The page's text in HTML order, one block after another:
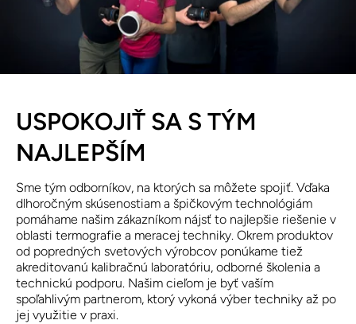
USPOKOJIŤ SA S TÝM
NAJLEPŠÍM
Sme tým odborníkov, na ktorých sa môžete spojiť. Vďaka
dlhoročným skúsenostiam a špičkovým technológiám
pomáhame našim zákazníkom nájsť to najlepšie riešenie v
oblasti termografie a meracej techniky. Okrem produktov
od popredných svetových výrobcov ponúkame tiež
akreditovanú kalibračnú laboratóriu, odborné školenia a
technickú podporu. Našim cieľom je byť vaším
spoľahlivým partnerom, ktorý vykoná výber techniky až po
jej využitie v praxi.